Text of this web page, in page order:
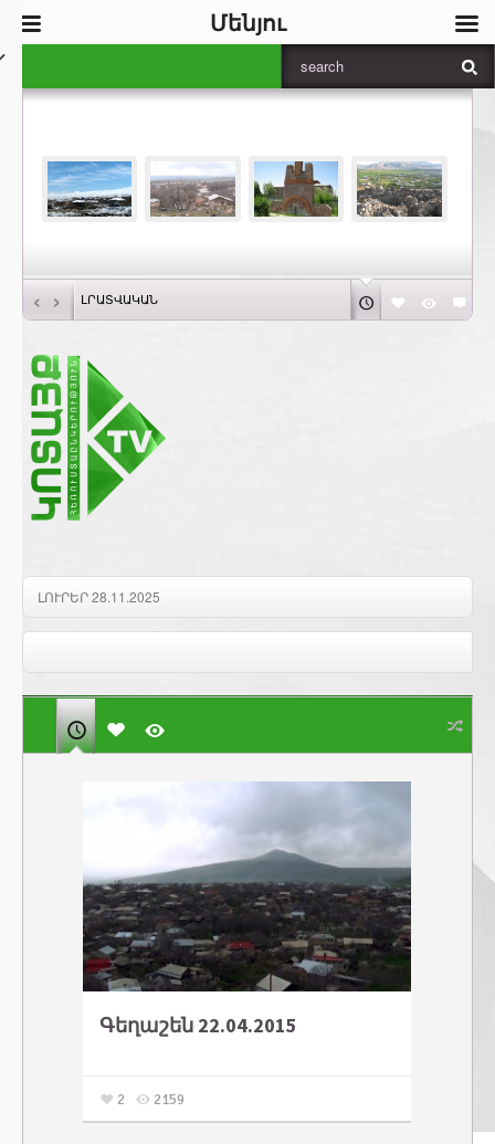
‹ › ԼՐԱՏՎԱԿԱՆ
Բարի լույս 28.11.2025
Գեղաշեն 22.04.2015
2 2159
Մենյու